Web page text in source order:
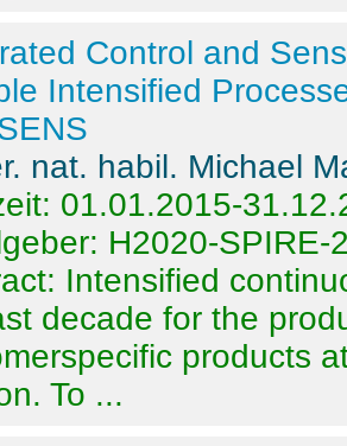
Control and
Intensified
nat. habil. Michael
01.01.2015-
H2020-SPIRE-
Intensified
decade for the
products
To ...